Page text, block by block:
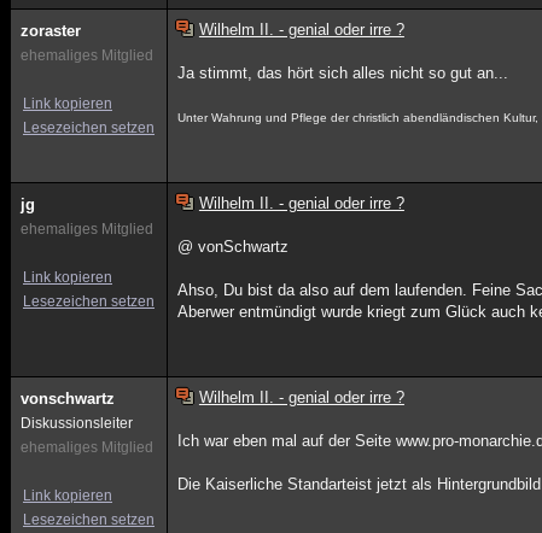
zoraster
ehemaliges Mitglied
Link kopieren
Lesezeichen setzen
Wilhelm II. - genial oder irre ?
Ja stimmt, das hört sich alles nicht so gut an...
Unter Wahrung und Pflege der christlich abendländischen
jg
ehemaliges Mitglied
Link kopieren
Lesezeichen setzen
Wilhelm II. - genial oder irre ?
@ vonSchwartz
Ahso, Du bist da also auf dem laufenden. Feine
Aberwer entmündigt wurde kriegt zum Glück auch
vonschwartz
Diskussionsleiter
ehemaliges Mitglied
Link kopieren
Lesezeichen setzen
Wilhelm II. - genial oder irre ?
Ich war eben mal auf der Seite www.pro-
Die Kaiserliche Standarteist jetzt als